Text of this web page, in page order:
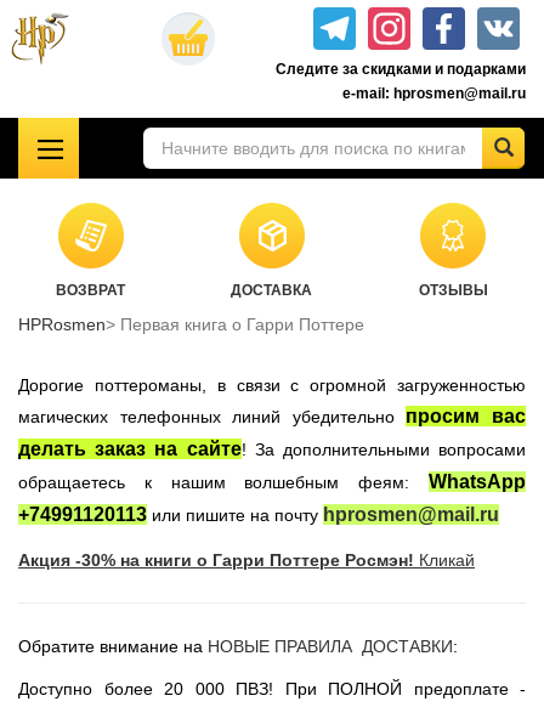
Перейти
Следите за скидками и подарками
e-mail: hprosmen@mail.ru
Комплекты книг о Гарри Поттере
Акционные товары к комплекту 7 книг Росмэн
Учебники Хогвартса
Гарри Поттер на английском
Настольные игры
Атрибутика Гарри Поттер
Одежда Гарри Поттер
Новогодние игрушки
ВОЗВРАТ ДОСТАВКА ОТЗЫВЫ
HPRosmen Первая книга о Гарри Поттере
Дорогие поттероманы, в связи с огромной загруженностью
магических телефонных линий убедительно просим вас
делать заказ на сайте! За дополнительными вопросами
обращаетесь к нашим волшебным феям:
WhatsApp
+74991120113 или пишите на почту hprosmen@mail.ru
Акция -30% на книги о Гарри Поттере Росмэн! Кликай
Обратите внимание на НОВЫЕ ПРАВИЛА ДОСТАВКИ:
Доступно более 20 000 ПВЗ! При ПОЛНОЙ предоплате -